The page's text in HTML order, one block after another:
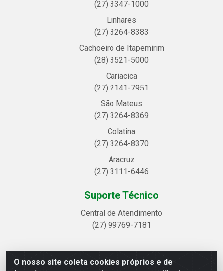
O nosso site coleta cookies próprios e de
(27) 3347-1000
Linhares
(27) 3264-8383
Cachoeiro de Itapemirim
(28) 3521-5000
Cariacica
(27) 2141-7951
São Mateus
(27) 3264-8369
Colatina
(27) 3264-8370
Aracruz
(27) 3111-6446
Suporte Técnico
Central de Atendimento
(27) 99769-7181
Linhavix Distribuidora LTDA - Avenida Alegre, 2521 -